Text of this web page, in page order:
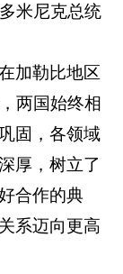
米尼克总统
加勒比地区
两国始终相
固，各领域
厚，树立了
合作的典
系迈向更高